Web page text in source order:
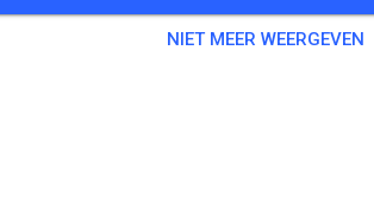
NIET MEER WEERGEVEN